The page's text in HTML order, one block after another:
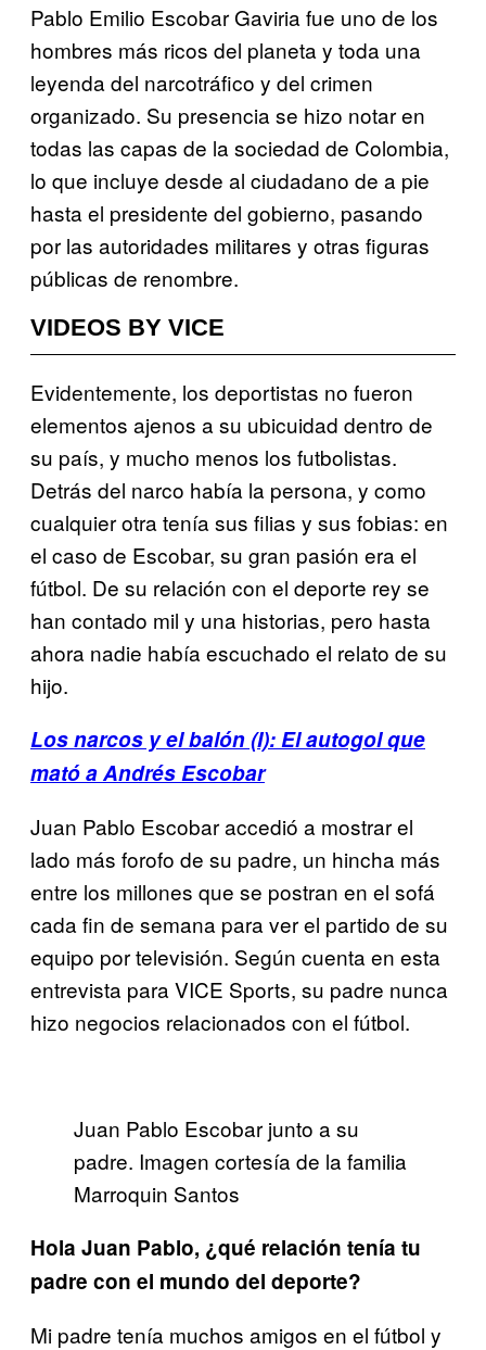
Pablo Emilio Escobar Gaviria fue uno de los
hombres más ricos del planeta y toda una
leyenda del narcotráfico y del crimen
organizado. Su presencia se hizo notar en
todas las capas de la sociedad de Colombia,
lo que incluye desde al ciudadano de a pie
hasta el presidente del gobierno, pasando
por las autoridades militares y otras figuras
públicas de renombre.
VIDEOS BY VICE
Evidentemente, los deportistas no fueron
elementos ajenos a su ubicuidad dentro de
su país, y mucho menos los futbolistas.
Detrás del narco había la persona, y como
cualquier otra tenía sus filias y sus fobias: en
el caso de Escobar, su gran pasión era el
fútbol. De su relación con el deporte rey se
han contado mil y una historias, pero hasta
ahora nadie había escuchado el relato de su
hijo.
Los narcos y el balón (I): El autogol que
mató a Andrés Escobar
Juan Pablo Escobar accedió a mostrar el
lado más forofo de su padre, un hincha más
entre los millones que se postran en el sofá
cada fin de semana para ver el partido de su
equipo por televisión. Según cuenta en esta
entrevista para VICE Sports, su padre nunca
hizo negocios relacionados con el fútbol.
Juan Pablo Escobar junto a su
padre. Imagen cortesía de la familia
Marroquin Santos
Hola Juan Pablo, ¿qué relación tenía tu
padre con el mundo del deporte?
Mi padre tenía muchos amigos en el fútbol y